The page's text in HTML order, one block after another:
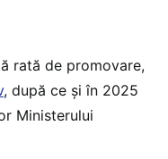
rată de promovare,
, după ce și în 2025
Ministerului